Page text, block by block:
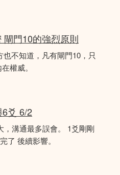
閘門10的強烈原則
不知道，凡有閘門10，只
權威。
6爻 6/2
，溝通最多誤會。 1爻剛剛
了 後續影響。